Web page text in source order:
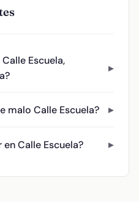
Escuela,
malo Calle Escuela?
Calle Escuela?